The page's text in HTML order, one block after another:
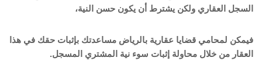
السجل العقاري ولكن يشترط أن يكون حسن النية،
فيمكن لمحامي قضايا عقارية بالرياض مساعدتك بإثبات حقك في هذا
العقار من خلال محاولة إثبات سوء نية المشتري المسجل.